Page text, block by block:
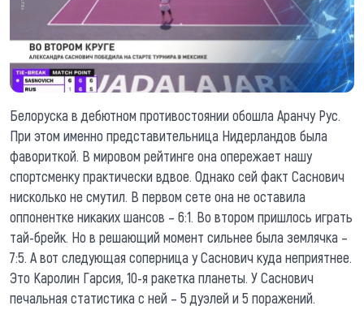
Белоруска в дебютном противостоянии обошла Аранчу Рус.
При этом именно представительница Нидерландов была
фавориткой. В мировом рейтинге она опережает нашу
спортсменку практически вдвое. Однако сей факт Саснович
нисколько не смутил. В первом сете она не оставила
оппонентке никаких шансов – 6:1. Во втором пришлось играть
тай-брейк. Но в решающий момент сильнее была землячка –
7:5. А вот следующая соперница у Саснович куда неприятнее.
Это Каролин Гарсия, 10-я ракетка планеты. У Саснович
печальная статистика с ней – 5 дуэлей и 5 поражений.